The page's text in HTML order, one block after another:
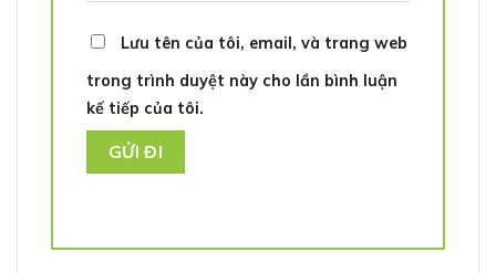
Lưu tên của tôi, email, và trang web
trong trình duyệt này cho lần bình luận
kế tiếp của tôi.